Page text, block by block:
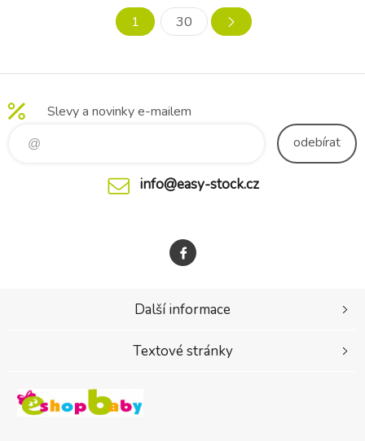
odpočinek i hraní. Nabízí zcela
tichý provoz, díky kterému
prodyšné bočnice a stabilní
konstrukci s praktickým
1 30
Slevy a novinky e-mailem
odebírat
info@easy-stock.cz
Další informace
Textové stránky